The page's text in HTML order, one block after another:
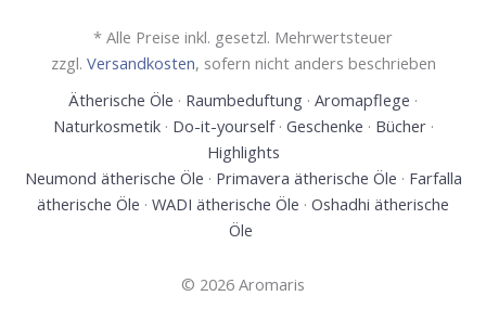
* Alle Preise inkl. gesetzl. Mehrwertsteuer
zzgl. Versandkosten, sofern nicht anders beschrieben
Ätherische Öle · Raumbeduftung · Aromapflege ·
Naturkosmetik· Do-it-yourself· Geschenke · Bücher·
Highlights
Neumond ätherische Öle · Primavera ätherische Öle · Farfalla
ätherische Öle · WADI ätherische Öle · Oshadhi ätherische
Öle
© 2026 Aromaris